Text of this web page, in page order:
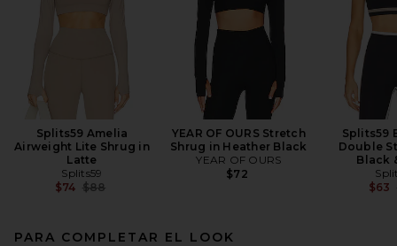
Splits59 Amelia
Airweight Lite Shrug in
Latte
Splits59
$74 Previous price:
$88
YEAR OF OURS Stretch
Shrug in Heather Black
YEAR OF OURS
$72
Splits59
Double
Black
$63
PARA COMPLETAR EL LOOK